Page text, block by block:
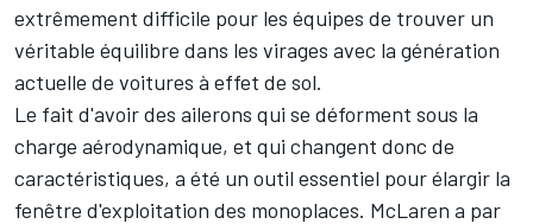
extrêmement difficile pour les équipes de trouver un
véritable équilibre dans les virages avec la génération
actuelle de voitures à effet de sol.
Le fait d'avoir des ailerons qui se déforment sous la
charge aérodynamique, et qui changent donc de
caractéristiques, a été un outil essentiel pour élargir la
fenêtre d'exploitation des monoplaces. McLaren a par